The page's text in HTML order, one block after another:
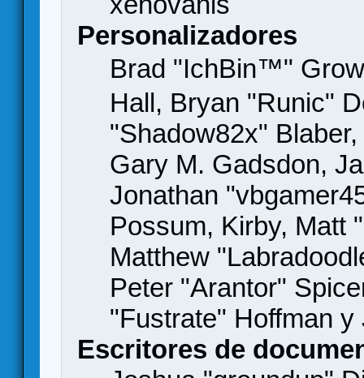
Personalizadores
Brad "IchBin™"
Hall, Bryan "Runic"
"Shadow82x"
Gary M. Gadsdon,
Jonathan
Possum, Kirby, Matt
Matthew
Peter "Arantor"
"Fustrate" Hoffman
Escritores de